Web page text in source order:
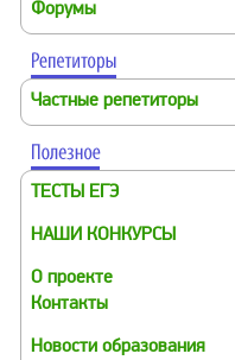
Форумы
Частные репетиторы
ТЕСТЫ ЕГЭ
НАШИ КОНКУРСЫ
О проекте
Контакты
Новости образования